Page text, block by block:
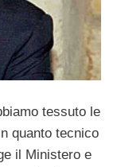
tessuto le
quanto tecnico
il Ministero e